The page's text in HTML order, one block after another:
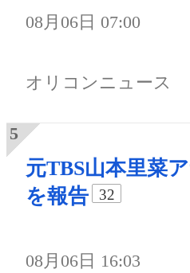
08月06日 07:00
オリコンニュース
元TBS山本里菜
を報告
32
08月06日 16:03